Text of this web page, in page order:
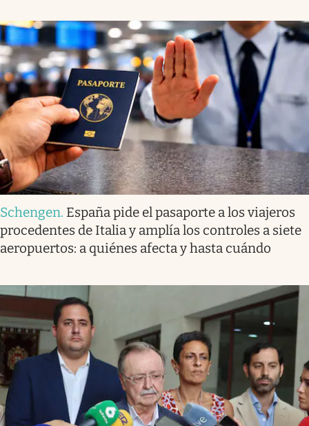
Schengen. España pide el pasaporte a los viajeros
procedentes de Italia y amplía los controles a siete
aeropuertos: a quiénes afecta y hasta cuándo